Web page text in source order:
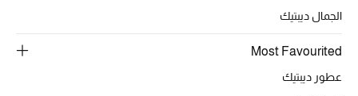
تشكيلة الأحذية
الأحذية الرجالية
الجمال ديبتيك
Most Favourited
عطور ديبتيك